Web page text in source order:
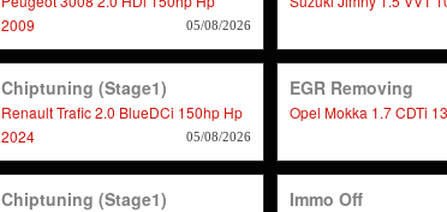
2009
05/08/2026
Chiptuning (stage1)
Renault Trafic 2.0 BlueDCi 150hp Hp
2024
05/08/2026
EGR Removing
Opel Mokka 1.7 CDTi
Chiptuning (stage1) Immo Off